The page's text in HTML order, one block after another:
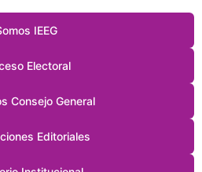
IEEG
Electoral
Consejo General
Editoriales